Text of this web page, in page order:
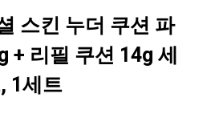
스킨 누더 쿠션 파
+ 리필 쿠션 14g 세
1세트